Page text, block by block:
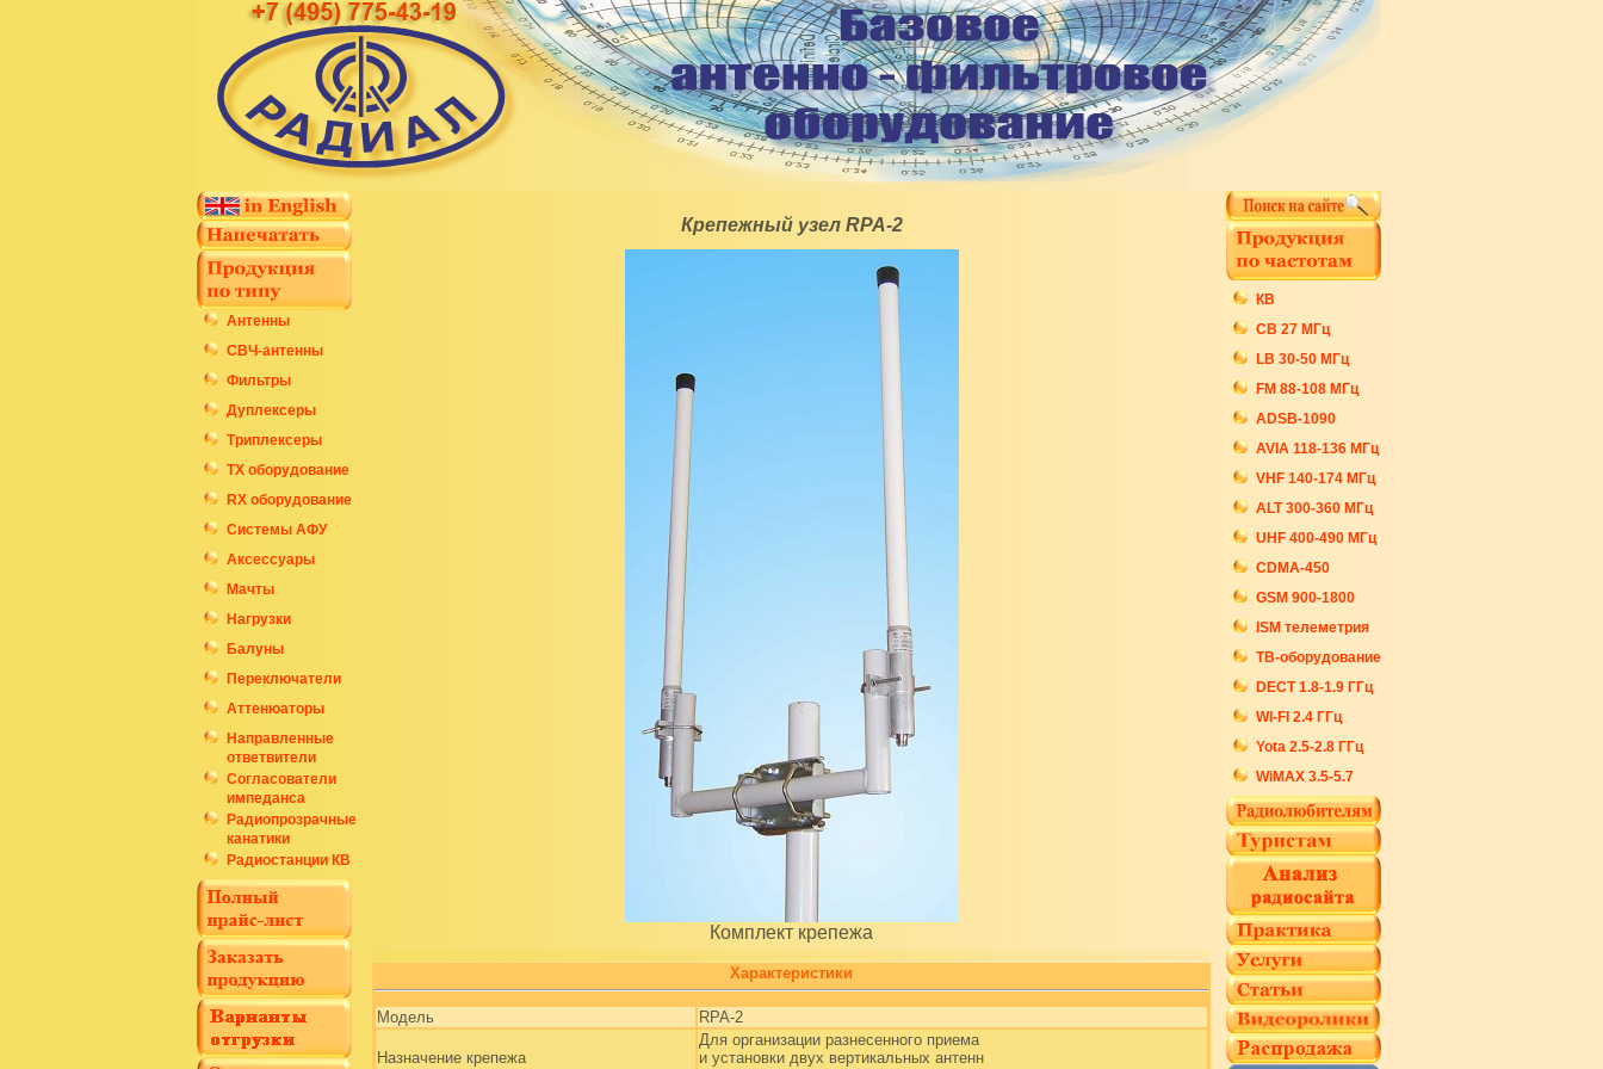
Антенны
СВЧ-антенны
Фильтры
Дуплексеры
Триплексеры
ТХ оборудование
RX оборудование
Системы АФУ
Аксессуары
Мачты
Нагрузки
Балуны
Переключатели
Аттенюаторы
Направленные
ответвители
Согласователи
импеданса
Радиопрозрачные
канатики
Радиостанции КВ
Крепежный узел RPA-2
Комплект крепежа
Xарактеристики
Модель RPA-2
Назначение крепежа
Для организации разнесенного приема
и установки двух вертикальных антенн
КВ
СB 27 МГц
LB 30-50 МГц
FM 88-108 МГц
ADSB-1090
AVIA 118-136 МГц
VHF 140-174 МГц
ALT 300-360 МГц
UHF 400-490 МГц
CDMA-450
GSM 900-1800
ISM телеметрия
ТВ-оборудование
DECT 1.8-1.9 ГГц
WI-FI 2.4 ГГц
Yota 2.5-2.8 ГГц
WiMAX 3.5-5.7